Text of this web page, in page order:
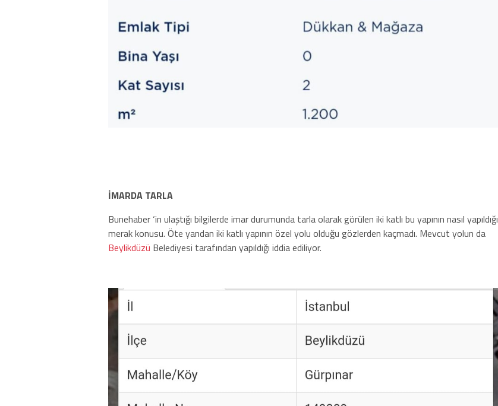
İMARDA TARLA
Bunehaber ‘in ulaştığı bilgilerde imar durumunda tarla olarak görülen iki katlı bu yapının nasıl yapıldığı
merak konusu. Öte yandan iki katlı yapının özel yolu olduğu gözlerden kaçmadı. Mevcut yolun da
Beylikdüzü Belediyesi tarafından yapıldığı iddia ediliyor.